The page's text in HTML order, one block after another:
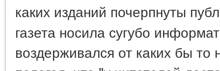
каких изданий почерпнуты
газета носила сугубо
воздерживался от каких бы